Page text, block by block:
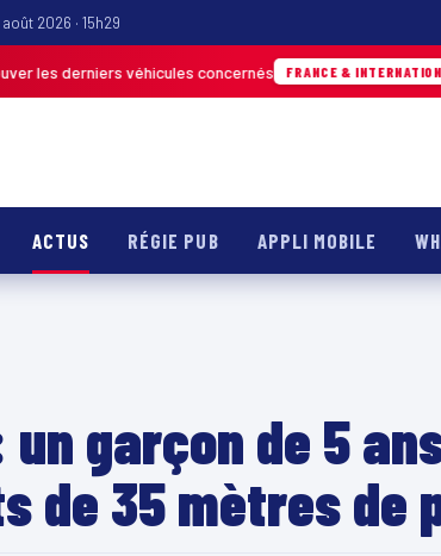
2026 · 15h29
véhicules concernés FRANCE & INTERNATIONALE Hier ·
ACTUS RÉGIE PUB APPLI MOBILE
un garçon de 5
de 35 mètres de